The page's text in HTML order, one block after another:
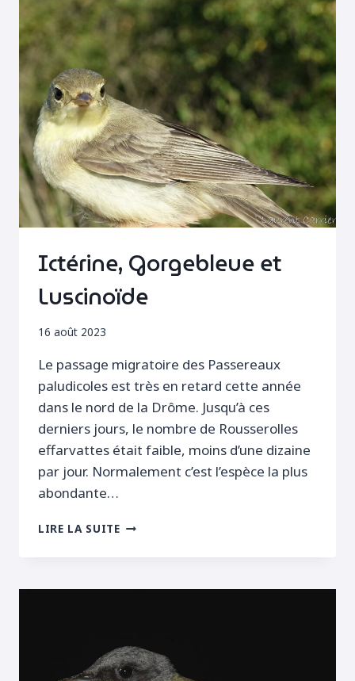
Ictérine, Gorgebleue et
Luscinoïde
16 août 2023
Le passage migratoire des Passereaux
paludicoles est très en retard cette année
dans le nord de la Drôme. Jusqu’à ces
derniers jours, le nombre de Rousserolles
effarvattes était faible, moins d’une dizaine
par jour. Normalement c’est l’espèce la plus
abondante…
LIRE LA SUITEICTÉRINE,